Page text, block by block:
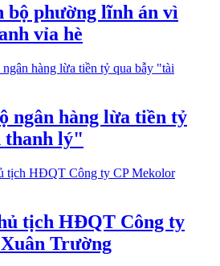
bộ phường lĩnh án vì
vỉa hè
ngân hàng lừa tiền tỷ
thanh lý"
tịch HĐQT Công ty
Trường